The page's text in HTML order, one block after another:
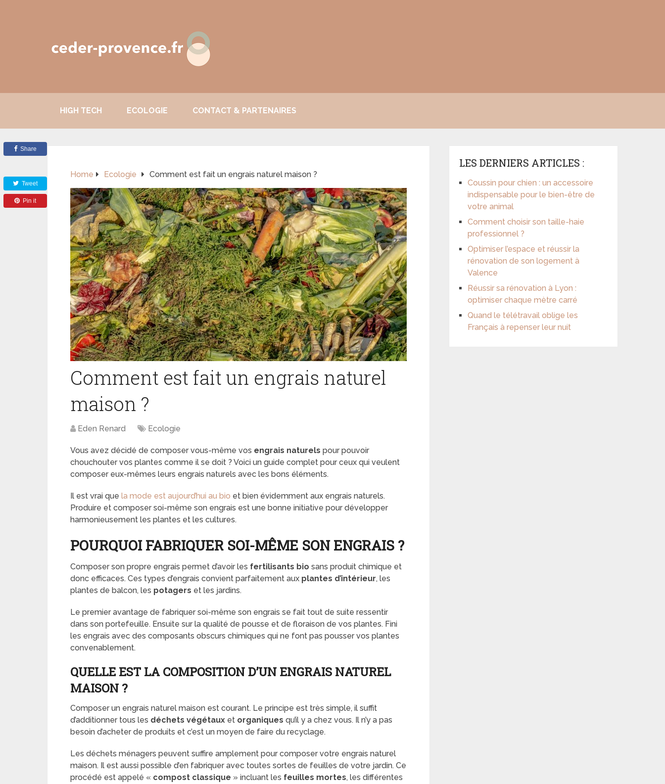
HIGH TECH ECOLOGIE CONTACT & PARTENAIRES
Home Ecologie Comment est fait un engrais naturel maison ?
Comment est fait un engrais naturel
maison ?
Eden Renard Ecologie
Vous avez décidé de composer vous-même vos engrais naturels pour pouvoir
chouchouter vos plantes comme il se doit ? Voici un guide complet pour ceux qui veulent
composer eux-mêmes leurs engrais naturels avec les bons éléments.
Il est vrai que la mode est aujourd’hui au bio et bien évidemment aux engrais naturels.
Produire et composer soi-même son engrais est une bonne initiative pour développer
harmonieusement les plantes et les cultures.
POURQUOI FABRIQUER SOI-MÊME SON ENGRAIS ?
Composer son propre engrais permet d’avoir les fertilisants bio sans produit chimique et
donc efficaces. Ces types d’engrais convient parfaitement aux plantes d’intérieur, les
plantes de balcon, les potagers et les jardins.
Le premier avantage de fabriquer soi-même son engrais se fait tout de suite ressentir
dans son portefeuille. Ensuite sur la qualité de pousse et de floraison de vos plantes. Fini
les engrais avec des composants obscurs chimiques qui ne font pas pousser vos plantes
convenablement.
QUELLE EST LA COMPOSITION D’UN ENGRAIS NATUREL
MAISON ?
Composer un engrais naturel maison est courant. Le principe est très simple, il suffit
d’additionner tous les déchets végétaux et organiques qu’il y a chez vous. Il n’y a pas
besoin d’acheter de produits et c’est un moyen de faire du recyclage.
Les déchets ménagers peuvent suffire amplement pour composer votre engrais naturel
maison. Il est aussi possible d’en fabriquer avec toutes sortes de feuilles de votre jardin. Ce
procédé est appelé « compost classique » incluant les feuilles mortes, les différentes
Share
Tweet
Pin it
LES DERNIERS ARTICLES :
Coussin pour chien : un accessoire
indispensable pour le bien-être de
votre animal
Comment choisir son taille-haie
professionnel ?
Optimiser l’espace et réussir la
rénovation de son logement à
Valence
Réussir sa rénovation à Lyon :
optimiser chaque mètre carré
Quand le télétravail oblige les
Français à repenser leur nuit